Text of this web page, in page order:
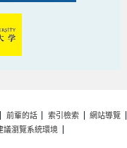
前輩的話 索引檢索
網站導覽
議瀏覽系統環境